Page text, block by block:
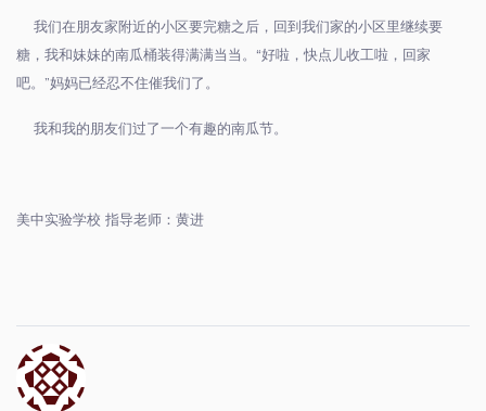
我们在朋友家附近的小区要完糖之后，回到我们家的小区里继续要
糖，我和妹妹的南瓜桶装得满满当当。“好啦，快点儿收工啦，回家
吧。”妈妈已经忍不住催我们了。
我和我的朋友们过了一个有趣的南瓜节。
美中实验学校 指导老师：黄进